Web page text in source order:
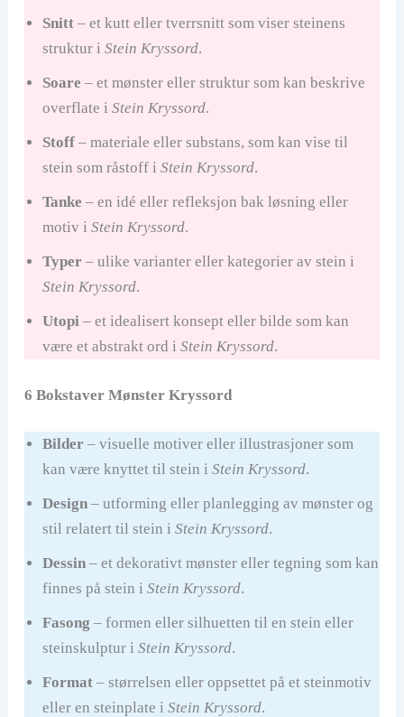
Snitt– et kutt eller tverrsnitt som viser steinens
struktur i Stein Kryssord.
Soare – et mønster eller struktur som kan beskrive
overflate i Stein Kryssord.
Stoff– materiale eller substans, som kan vise til
stein som råstoff i Stein Kryssord.
Tanke – en idé eller refleksjon bak løsning eller
motiv i Stein Kryssord.
Typer– ulike varianter eller kategorier av stein i
Stein Kryssord.
Utopi– et idealisert konsept eller bilde som kan
være et abstrakt ord i Stein Kryssord.
6 Bokstaver Mønster Kryssord
Bilder – visuelle motiver eller illustrasjoner som
kan være knyttet til stein i Stein Kryssord.
Design– utforming eller planlegging av mønster og
stil relatert til stein i Stein Kryssord.
Dessin– et dekorativt mønster eller tegning som kan
finnes på stein i Stein Kryssord.
Fasong – formen eller silhuetten til en stein eller
steinskulptur i Stein Kryssord.
Format– størrelsen eller oppsettet på et steinmotiv
eller en steinplate i Stein Kryssord.